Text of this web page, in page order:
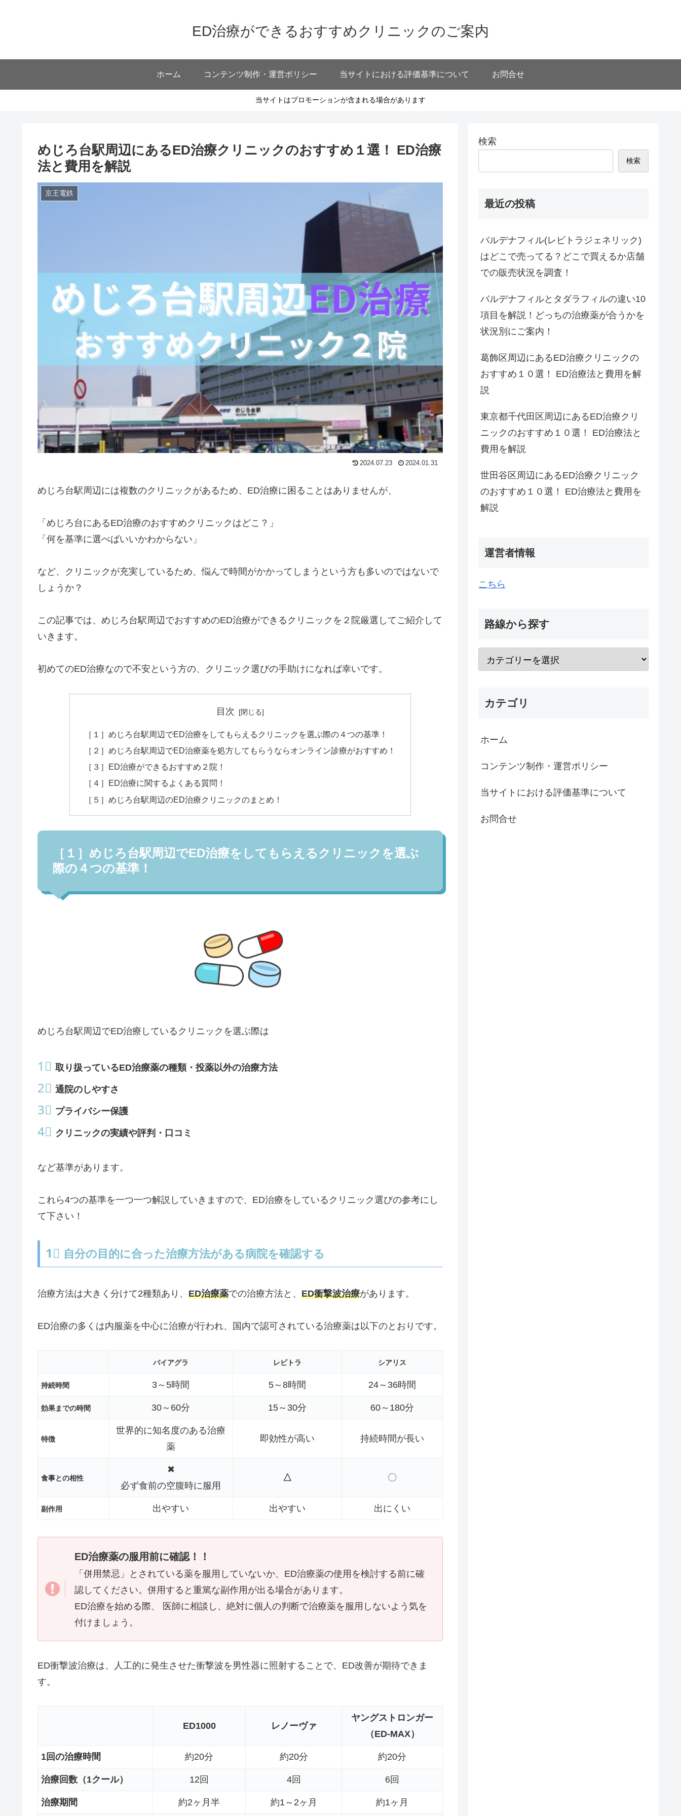
ED治療ができるおすすめクリニックのご案内
ホーム コンテンツ制作・運営ポリシー 当サイトにおける評価基準について お問合せ
当サイトはプロモーションが含まれる場合があります
めじろ台駅周辺にあるED治療クリニックのおすすめ１選！ ED治療
法と費用を解説
京王電鉄
2024.07.23 2024.01.31
めじろ台駅周辺には複数のクリニックがあるため、ED治療に困ることはありませんが、
「めじろ台にあるED治療のおすすめクリニックはどこ？」
「何を基準に選べばいいかわからない」
など、クリニックが充実しているため、悩んで時間がかかってしまうという方も多いのではないで
しょうか？
この記事では、めじろ台駅周辺でおすすめのED治療ができるクリニックを２院厳選してご紹介して
いきます。
初めてのED治療なので不安という方の、クリニック選びの手助けになれば幸いです。
目次
［１］めじろ台駅周辺でED治療をしてもらえるクリニックを選ぶ際の４つの基準！
［２］めじろ台駅周辺でED治療薬を処方してもらうならオンライン診療がおすすめ！
［３］ED治療ができるおすすめ２院！
［４］ED治療に関するよくある質問！
［５］めじろ台駅周辺のED治療クリニックのまとめ！
［１］めじろ台駅周辺でED治療をしてもらえるクリニックを選ぶ
際の４つの基準！
めじろ台駅周辺でED治療しているクリニックを選ぶ際は
1⃣ 取り扱っているED治療薬の種類・投薬以外の治療方法
2⃣ 通院のしやすさ
3⃣ プライバシー保護
4⃣ クリニックの実績や評判・口コミ
など基準があります。
これら4つの基準を一つ一つ解説していきますので、ED治療をしているクリニック選びの参考にし
て下さい！
1⃣ 自分の目的に合った治療方法がある病院を確認する
治療方法は大きく分けて2種類あり、 ED治療薬での治療方法と、 ED衝撃波治療があります。
ED治療の多くは内服薬を中心に治療が行われ、国内で認可されている治療薬は以下のとおりです。
バイアグラ レビトラ シアリス
持続時間 3～5時間 5～8時間 24～36時間
効果までの時間 30～60分 15～30分 60～180分
特徴
世界的に知名度のある治療
薬
即効性が高い 持続時間が長い
食事との相性
✖
必ず食前の空腹時に服用
△ 〇
副作用 出やすい 出やすい 出にくい
ED治療薬の服用前に確認！！
「併用禁忌」とされている薬を服用していないか、ED治療薬の使用を検討する前に確
認してください。併用すると重篤な副作用が出る場合があります。
ED治療を始める際、 医師に相談し、絶対に個人の判断で治療薬を服用しないよう気を
付けましょう。
ED衝撃波治療は、人工的に発生させた衝撃波を男性器に照射することで、ED改善が期待できま
す。
ED1000 レノーヴァ
ヤングストロンガー
（ED-MAX）
1回の治療時間 約20分 約20分 約20分
治療回数（1クール） 12回 4回 6回
治療期間 約2ヶ月半 約1～2ヶ月 約1ヶ月
検索
検索
最近の投稿
バルデナフィル(レビトラジェネリック)
はどこで売ってる？どこで買えるか店舗
での販売状況を調査！
バルデナフィルとタダラフィルの違い10
項目を解説！どっちの治療薬が合うかを
状況別にご案内！
葛飾区周辺にあるED治療クリニックの
おすすめ１０選！ ED治療法と費用を解
説
東京都千代田区周辺にあるED治療クリ
ニックのおすすめ１０選！ ED治療法と
費用を解説
世田谷区周辺にあるED治療クリニック
のおすすめ１０選！ ED治療法と費用を
解説
運営者情報
こちら
路線から探す
カテゴリ
ホーム
コンテンツ制作・運営ポリシー
当サイトにおける評価基準について
お問合せ